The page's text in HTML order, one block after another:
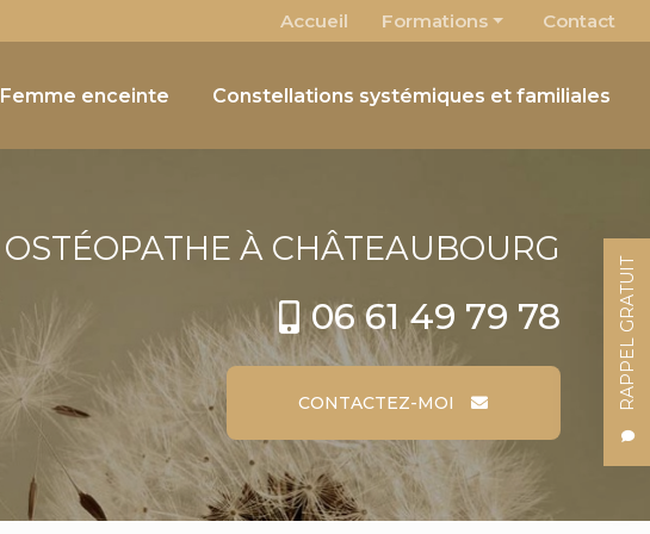
RAPPEL GRATUIT
Accueil
Formations
Le Pôle chimique comme outil énergétique
Contact
Femme enceinte Constellations systémiques et familiales
OSTÉOPATHE À CHÂTEAUBOURG
06 61 49 79 78
CONTACTEZ-MOI